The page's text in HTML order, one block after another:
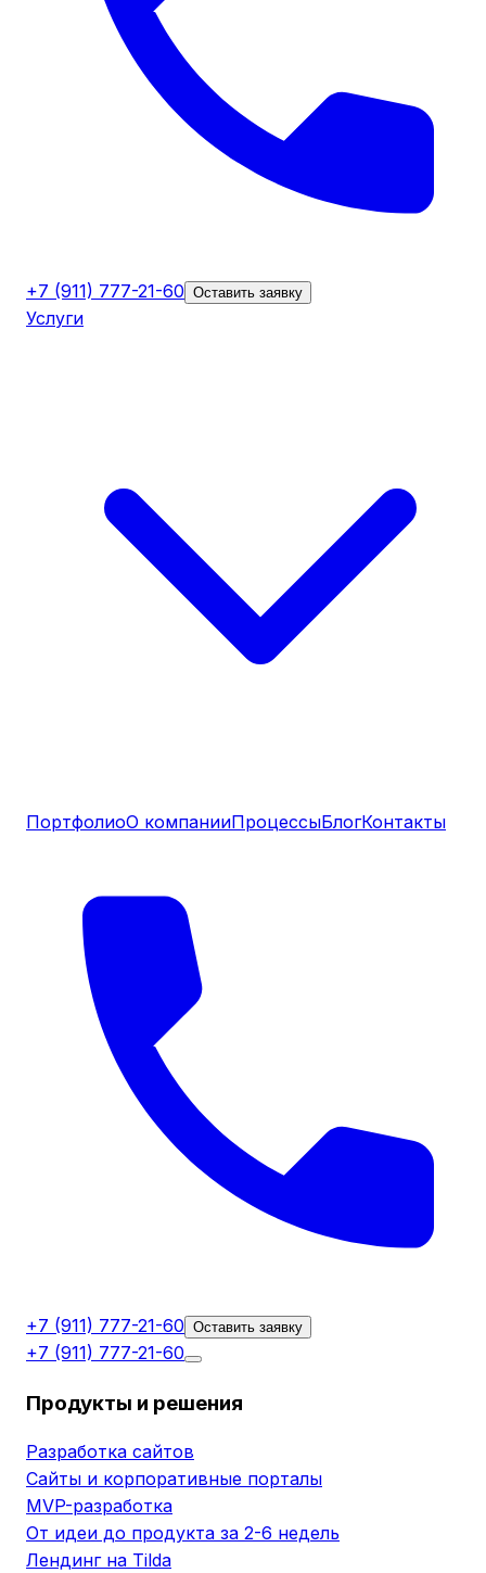
+7 (911) 777-21-60 Оставить заявку
Услуги
ПортфолиоО компанииПроцессыБлогКонтакты
+7 (911) 777-21-60 Оставить заявку
+7 (911) 777-21-60
Продукты и решения
Разработка сайтов
Сайты и корпоративные порталы
MVP-разработка
От идеи до продукта за 2-6 недель
Лендинг на Tilda